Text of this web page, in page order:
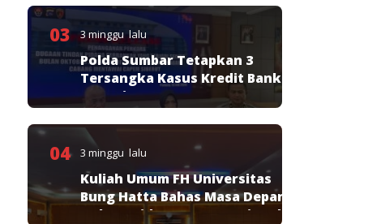
03 3 minggu lalu
Polda Sumbar Tetapkan 3
Tersangka Kasus Kredit Bank
Nagari
04 3 minggu lalu
Kuliah Umum FH Universitas
Bung Hatta Bahas Masa Depan
Hukum Pidana KUHP Nasional